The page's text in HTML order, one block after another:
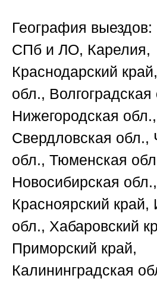
География выездов:
СПб и ЛО, Карелия,
Краснодарский
обл., Волгоградская
Нижегородская
Свердловская обл.,
обл., Тюменская
Новосибирская обл.,
Красноярский край,
обл., Хабаровский
Приморский край,
Калининградская